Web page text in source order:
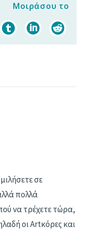
Μοιράσου το
σε
πολλά
να τρέχετε τώρα,
οι Αrtκόρες και